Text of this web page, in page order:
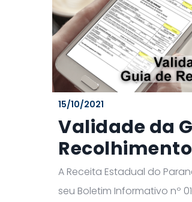
15/10/2021
Validade da
A Receita Estadual do
seu Boletim Informativo nº